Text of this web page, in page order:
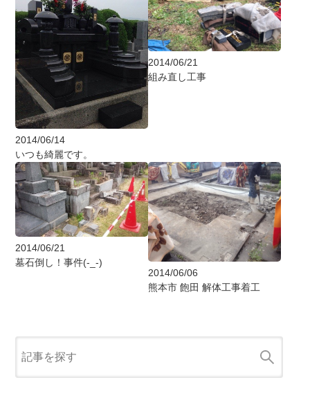
2014/06/14
いつも綺麗です。
2014/06/21
組み直し工事
2014/06/21
墓石倒し！事件(-_-)
2014/06/06
熊本市 飽田 解体工事着工